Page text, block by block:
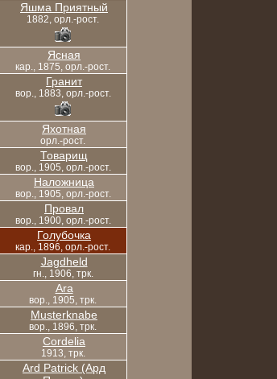
Яшма Приятный
1882, орл.-рост.
Ясная
кар., 1875, орл.-рост.
Гранит
вор., 1883, орл.-рост.
Яхотная
орл.-рост.
Товарищ
вор., 1905, орл.-рост.
Наложница
вор., 1905, орл.-рост.
Провал
вор., 1900, орл.-рост.
Голубочка
кар., 1896, орл.-рост.
Jagdheld
гн., 1906, трк.
Ara
вор., 1905, трк.
Musterknabe
вор., 1896, трк.
Cordelia
1913, трк.
Ard Patrick (Ард